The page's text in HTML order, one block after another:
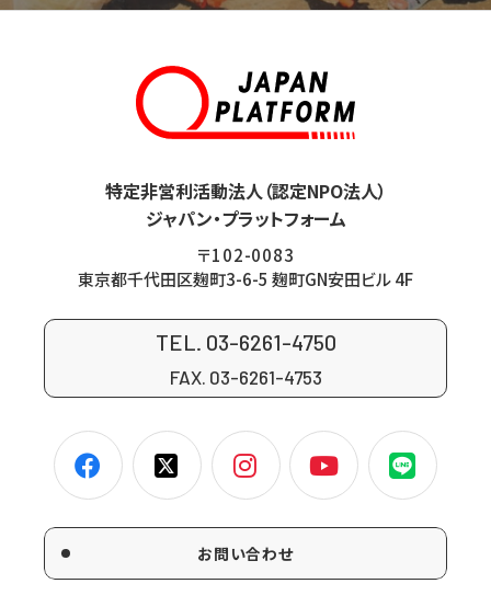
特定非営利活動法人（認定NPO法人）
ジャパン・プラットフォーム
〒102-0083
東京都千代田区麹町3-6-5 麹町GN安田ビル 4F
TEL. 03-6261-4750
FAX. 03-6261-4753
お問い合わせ